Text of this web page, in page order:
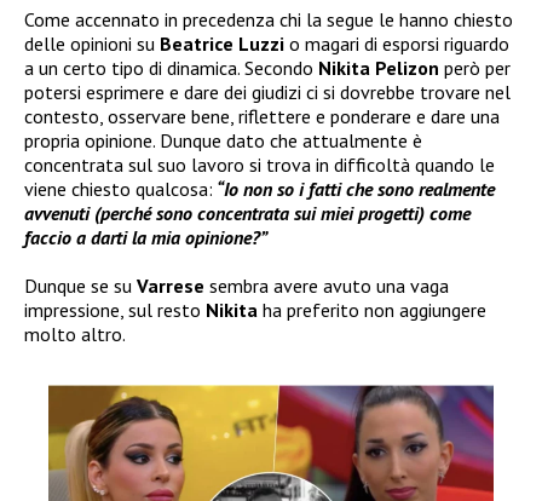
Come accennato in precedenza chi la segue le hanno chiesto
delle opinioni su Beatrice Luzzi o magari di esporsi riguardo
a un certo tipo di dinamica. Secondo Nikita Pelizon però per
potersi esprimere e dare dei giudizi ci si dovrebbe trovare nel
contesto, osservare bene, riflettere e ponderare e dare una
propria opinione. Dunque dato che attualmente è
concentrata sul suo lavoro si trova in difficoltà quando le
viene chiesto qualcosa: “Io non so i fatti che sono realmente
avvenuti (perché sono concentrata sui miei progetti) come
faccio a darti la mia opinione?”
Dunque se su Varrese sembra avere avuto una vaga
impressione, sul resto Nikita ha preferito non aggiungere
molto altro.